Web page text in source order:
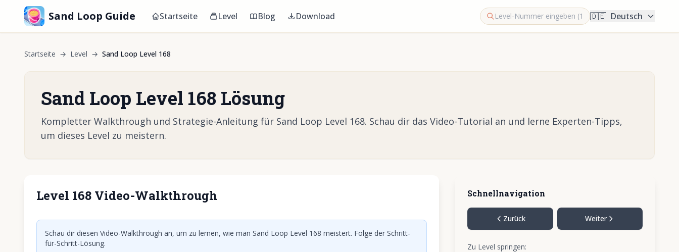
Sand Loop Guide Startseite Level Blog Download 🇩🇪 Deutsch
Startseite → Level → Sand Loop Level 168
Sand Loop Level 168 Lösung
Kompletter Walkthrough und Strategie-Anleitung für Sand Loop Level 168. Schau dir das Video-Tutorial an und lerne Experten-Tipps,
um dieses Level zu meistern.
Level 168 Video-WalkthroughKlicken, um Video abzuspielen
Schau dir diesen Video-Walkthrough an, um zu lernen, wie man Sand Loop Level 168 meistert. Folge der Schritt-
für-Schritt-Lösung.
Schnellnavigation
Zurück Weiter
Zu Level springen: